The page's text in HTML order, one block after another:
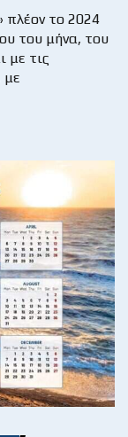
πλέον το 2024
του μήνα, του
με τις
με